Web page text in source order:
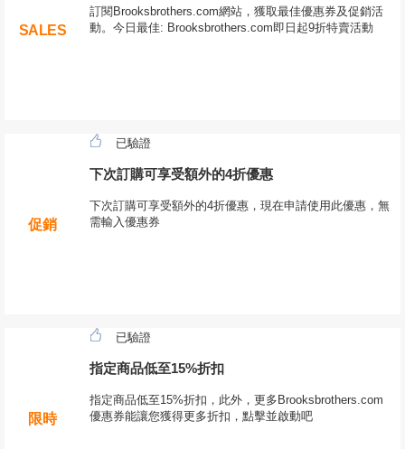
SALES
訂閱Brooksbrothers.com網站，獲取最佳優惠券及促銷活
動。今日最佳: Brooksbrothers.com即日起9折特賣活動
促銷
已驗證
下次訂購可享受額外的4折優惠
下次訂購可享受額外的4折優惠，現在申請使用此優惠，無
需輸入優惠券
限時
已驗證
指定商品低至15%折扣
指定商品低至15%折扣，此外，更多Brooksbrothers.com
優惠券能讓您獲得更多折扣，點擊並啟動吧